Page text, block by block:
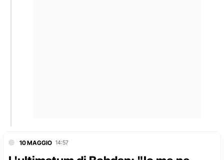
10 MAGGIO 14:57